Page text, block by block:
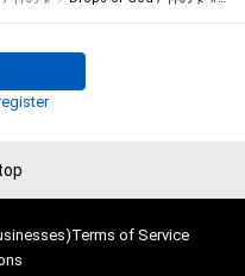
利用など、作成者が不適切
関して、購入者、売却者、
場合、その損害がいかなる
す。
rights:
世界を新しい形で味わって
Terms of Service